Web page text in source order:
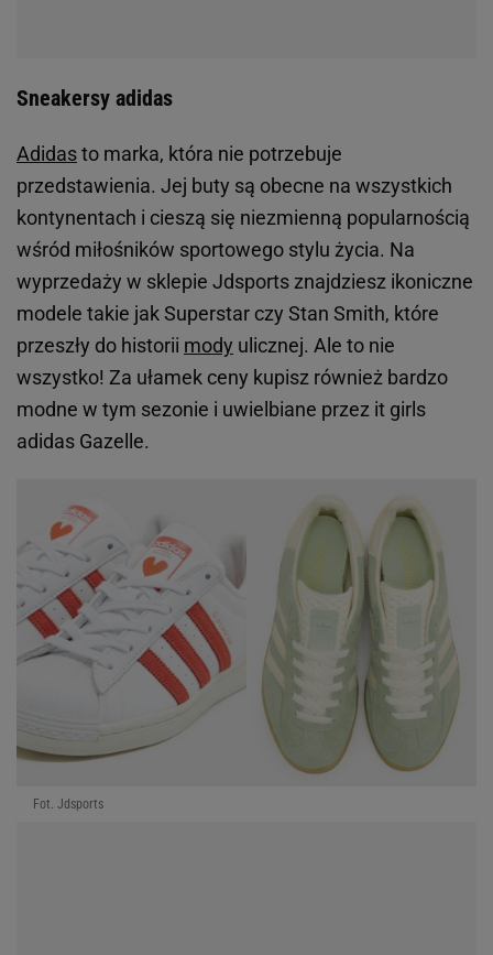
Sneakersy adidas
Adidasto marka, która nie potrzebuje
przedstawienia. Jej buty są obecne na wszystkich
kontynentach i cieszą się niezmienną popularnością
wśród miłośników sportowego stylu życia. Na
wyprzedaży w sklepie Jdsports znajdziesz ikoniczne
modele takie jak Superstar czy Stan Smith, które
przeszły do historii mody ulicznej. Ale to nie
wszystko! Za ułamek ceny kupisz również bardzo
modne w tym sezonie i uwielbiane przez it girls
adidas Gazelle.
Fot. Jdsports